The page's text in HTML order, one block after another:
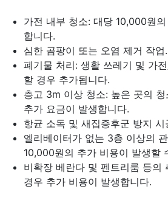
가전 내부 청소: 대당 10,000원
합니다.
심한 곰팡이 또는 오염 제거 작업.
폐기물 처리: 생활 쓰레기 및 가
할 경우 추가됩니다.
층고 3m 이상 청소: 높은 곳의
추가 요금이 발생합니다.
항균 소독 및 새집증후군 방지 시
엘리베이터가 없는 3층 이상의
10,000원의 추가 비용이 발생할
비확장 베란다 및 펜트리룸 등의
경우 추가 비용이 발생합니다.